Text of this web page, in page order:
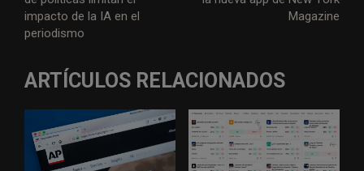
impacto de la IA en el
periodismo
Magazine
ARTÍCULOS RELACIONADOS